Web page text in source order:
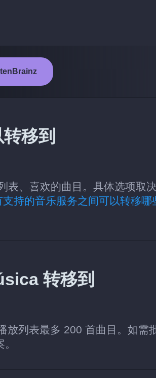
移到
、喜欢的曲目。具体选项取
持的音乐服务之间可以转移哪
转移到
放列表最多 200 首曲目。如需